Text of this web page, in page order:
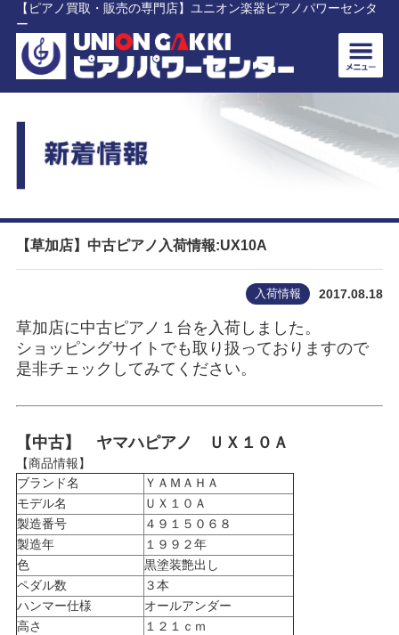
【ピアノ買取・販売の専門店】ユニオン楽器ピアノパワーセンタ
ー
【草加店】中古ピアノ入荷情報:UX10A
入荷情報 2017.08.18
草加店に中古ピアノ１台を入荷しました。
ショッピングサイトでも取り扱っておりますので
是非チェックしてみてください。
【中古】 ヤマハピアノ ＵＸ１０Ａ
【商品情報】
ブランド名
ＹＡＭＡＨＡ
モデル名
ＵＸ１０Ａ
製造番号
４９１５０６８
製造年
１９９２年
色
黒塗装艶出し
ペダル数
３本
ハンマー仕様
オールアンダー
高さ
１２１ｃｍ